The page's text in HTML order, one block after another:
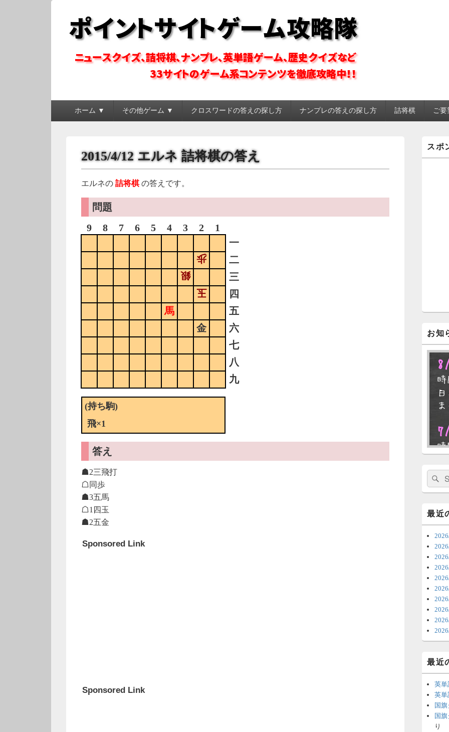
ポイントサイトゲーム攻略隊
ホーム ▼ その他ゲーム ▼ クロスワードの答えの探し方 ナンプレの答えの探し方 詰将棋 ご
2015/4/12 エルネ 詰将棋の答え
エルネの 詰将棋 の答えです。
問題
9
8 7 6 5 4 3 2
1
一
歩
二
銀
三
玉
四
馬
五
金
六
七
八
九
(持ち駒)
飛×1
答え
☗2三飛打
☖同歩
☗3五馬
☖1四玉
☗2五金
Sponsored Link
Sponsored Link
イ
ン
スポ
お知
時
ま
時
ま
ち
ナ
更
っ
い
時
検
索:
検
索
最近
最近
英単
英単
国
国
り